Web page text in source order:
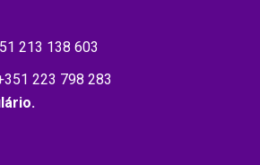
213 138 603
223 798 283